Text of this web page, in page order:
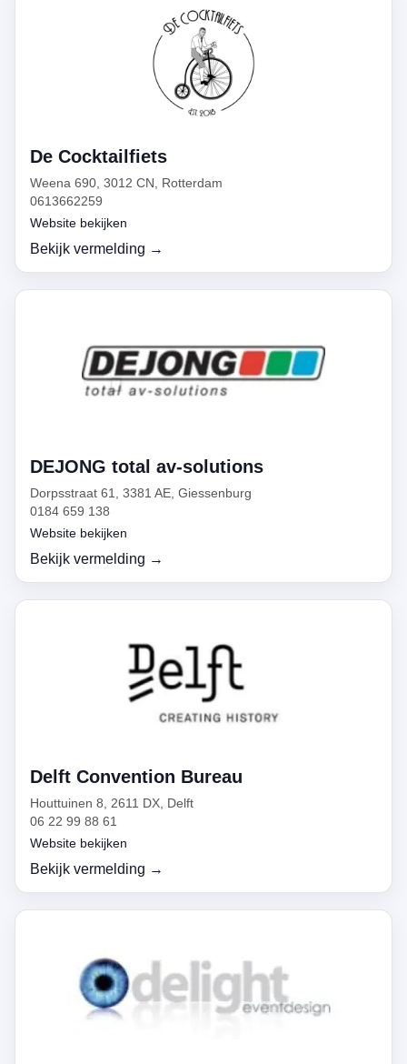
De Cocktailfiets
Weena 690, 3012 CN, Rotterdam
0613662259
Website bekijken
Bekijk vermelding →
DEJONG total av-solutions
Dorpsstraat 61, 3381 AE, Giessenburg
0184 659 138
Website bekijken
Bekijk vermelding →
Delft Convention Bureau
Houttuinen 8, 2611 DX, Delft
06 22 99 88 61
Website bekijken
Bekijk vermelding →